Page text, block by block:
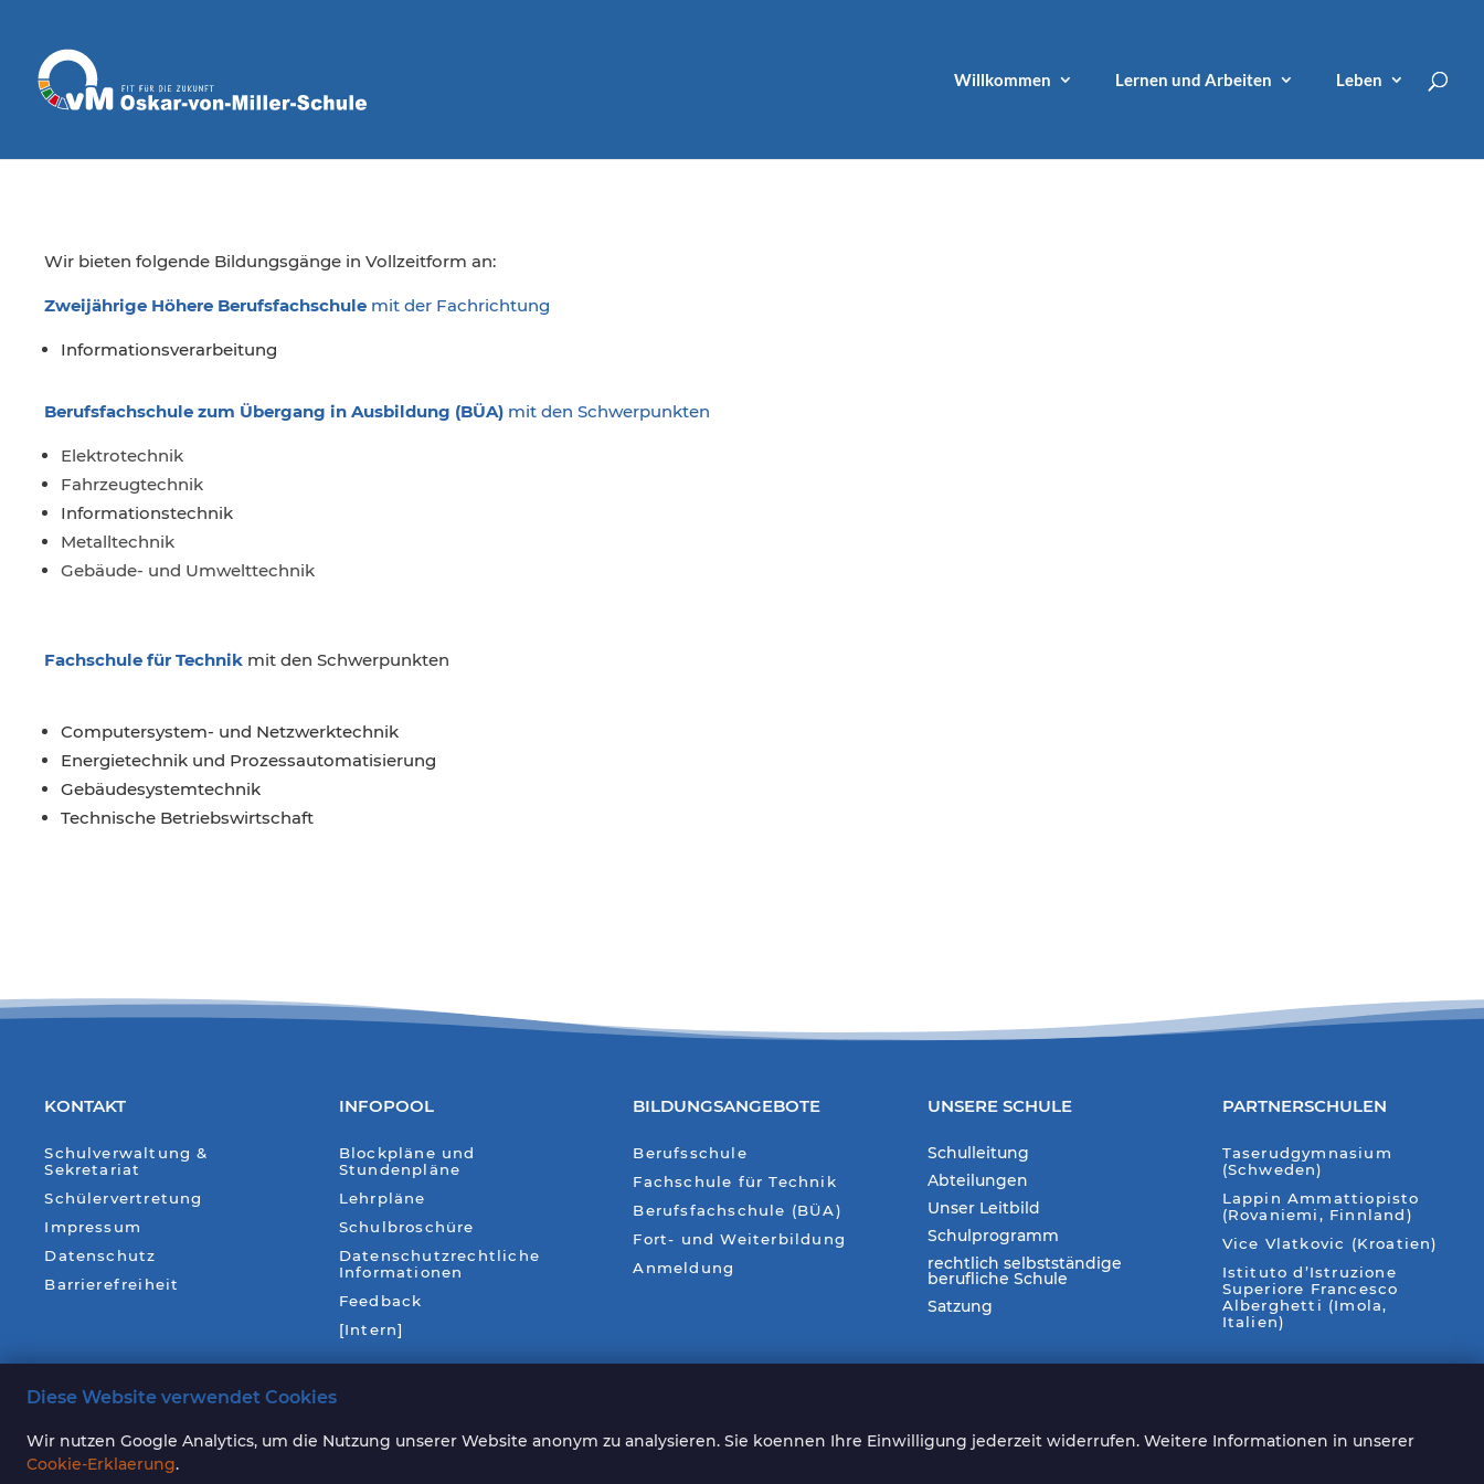
Willkommen Lernen und Arbeiten Leben
Wir bieten folgende Bildungsgänge in Vollzeitform an:
Zweijährige Höhere Berufsfachschule mit der Fachrichtung
Informationsverarbeitung
Berufsfachschule zum Übergang in Ausbildung (BÜA) mit den Schwerpunkten
Elektrotechnik
Fahrzeugtechnik
Informationstechnik
Metalltechnik
Gebäude- und Umwelttechnik
Fachschule für Technik mit den Schwerpunkten
Computersystem- und Netzwerktechnik
Energietechnik und Prozessautomatisierung
Gebäudesystemtechnik
Technische Betriebswirtschaft
KONTAKT
Schulverwaltung &
Sekretariat
Schülervertretung
Impressum
Datenschutz
Barrierefreiheit
INFOPOOL
Blockpläne und
Stundenpläne
Lehrpläne
Schulbroschüre
Datenschutzrechtliche
Informationen
Feedback
[Intern]
BILDUNGSANGEBOTE
Berufsschule
Fachschule für Technik
Berufsfachschule (BÜA)
Fort- und Weiterbildung
Anmeldung
UNSERE SCHULE
Schulleitung
Abteilungen
Unser Leitbild
Schulprogramm
rechtlich selbstständige
berufliche Schule
Satzung
PARTNERSCHULEN
Taserudgymnasium
(Schweden)
Lappin Ammattiopisto
(Rovaniemi, Finnland)
Vice Vlatkovic (Kroatien)
Istituto d’Istruzione
Superiore Francesco
Alberghetti (Imola,
Italien)
Bildgeneratoren (DallE,
Diese Website verwendet Cookies
Wir nutzen Google Analytics, um die Nutzung unserer Website anonym zu analysieren. Sie koennen Ihre Einwilligung jederzeit widerrufen. Weitere Informationen in unserer
Cookie-Erklaerung.